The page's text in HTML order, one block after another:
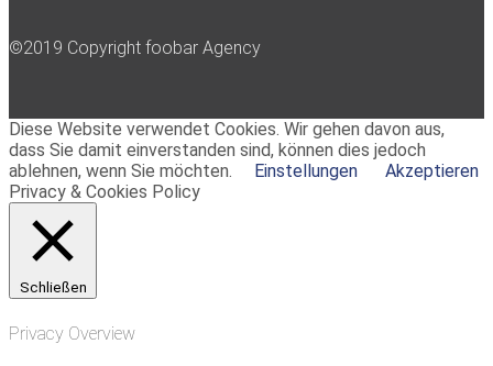
©2019 Copyright foobar Agency
Diese Website verwendet Cookies. Wir gehen davon aus,
dass Sie damit einverstanden sind, können dies jedoch
ablehnen, wenn Sie möchten.
Einstellungen
Akzeptieren
Privacy & Cookies Policy
Schließen
Privacy Overview